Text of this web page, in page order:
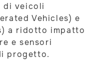
di veicoli
Vehicles) e
a ridotto impatto
e sensori
progetto.